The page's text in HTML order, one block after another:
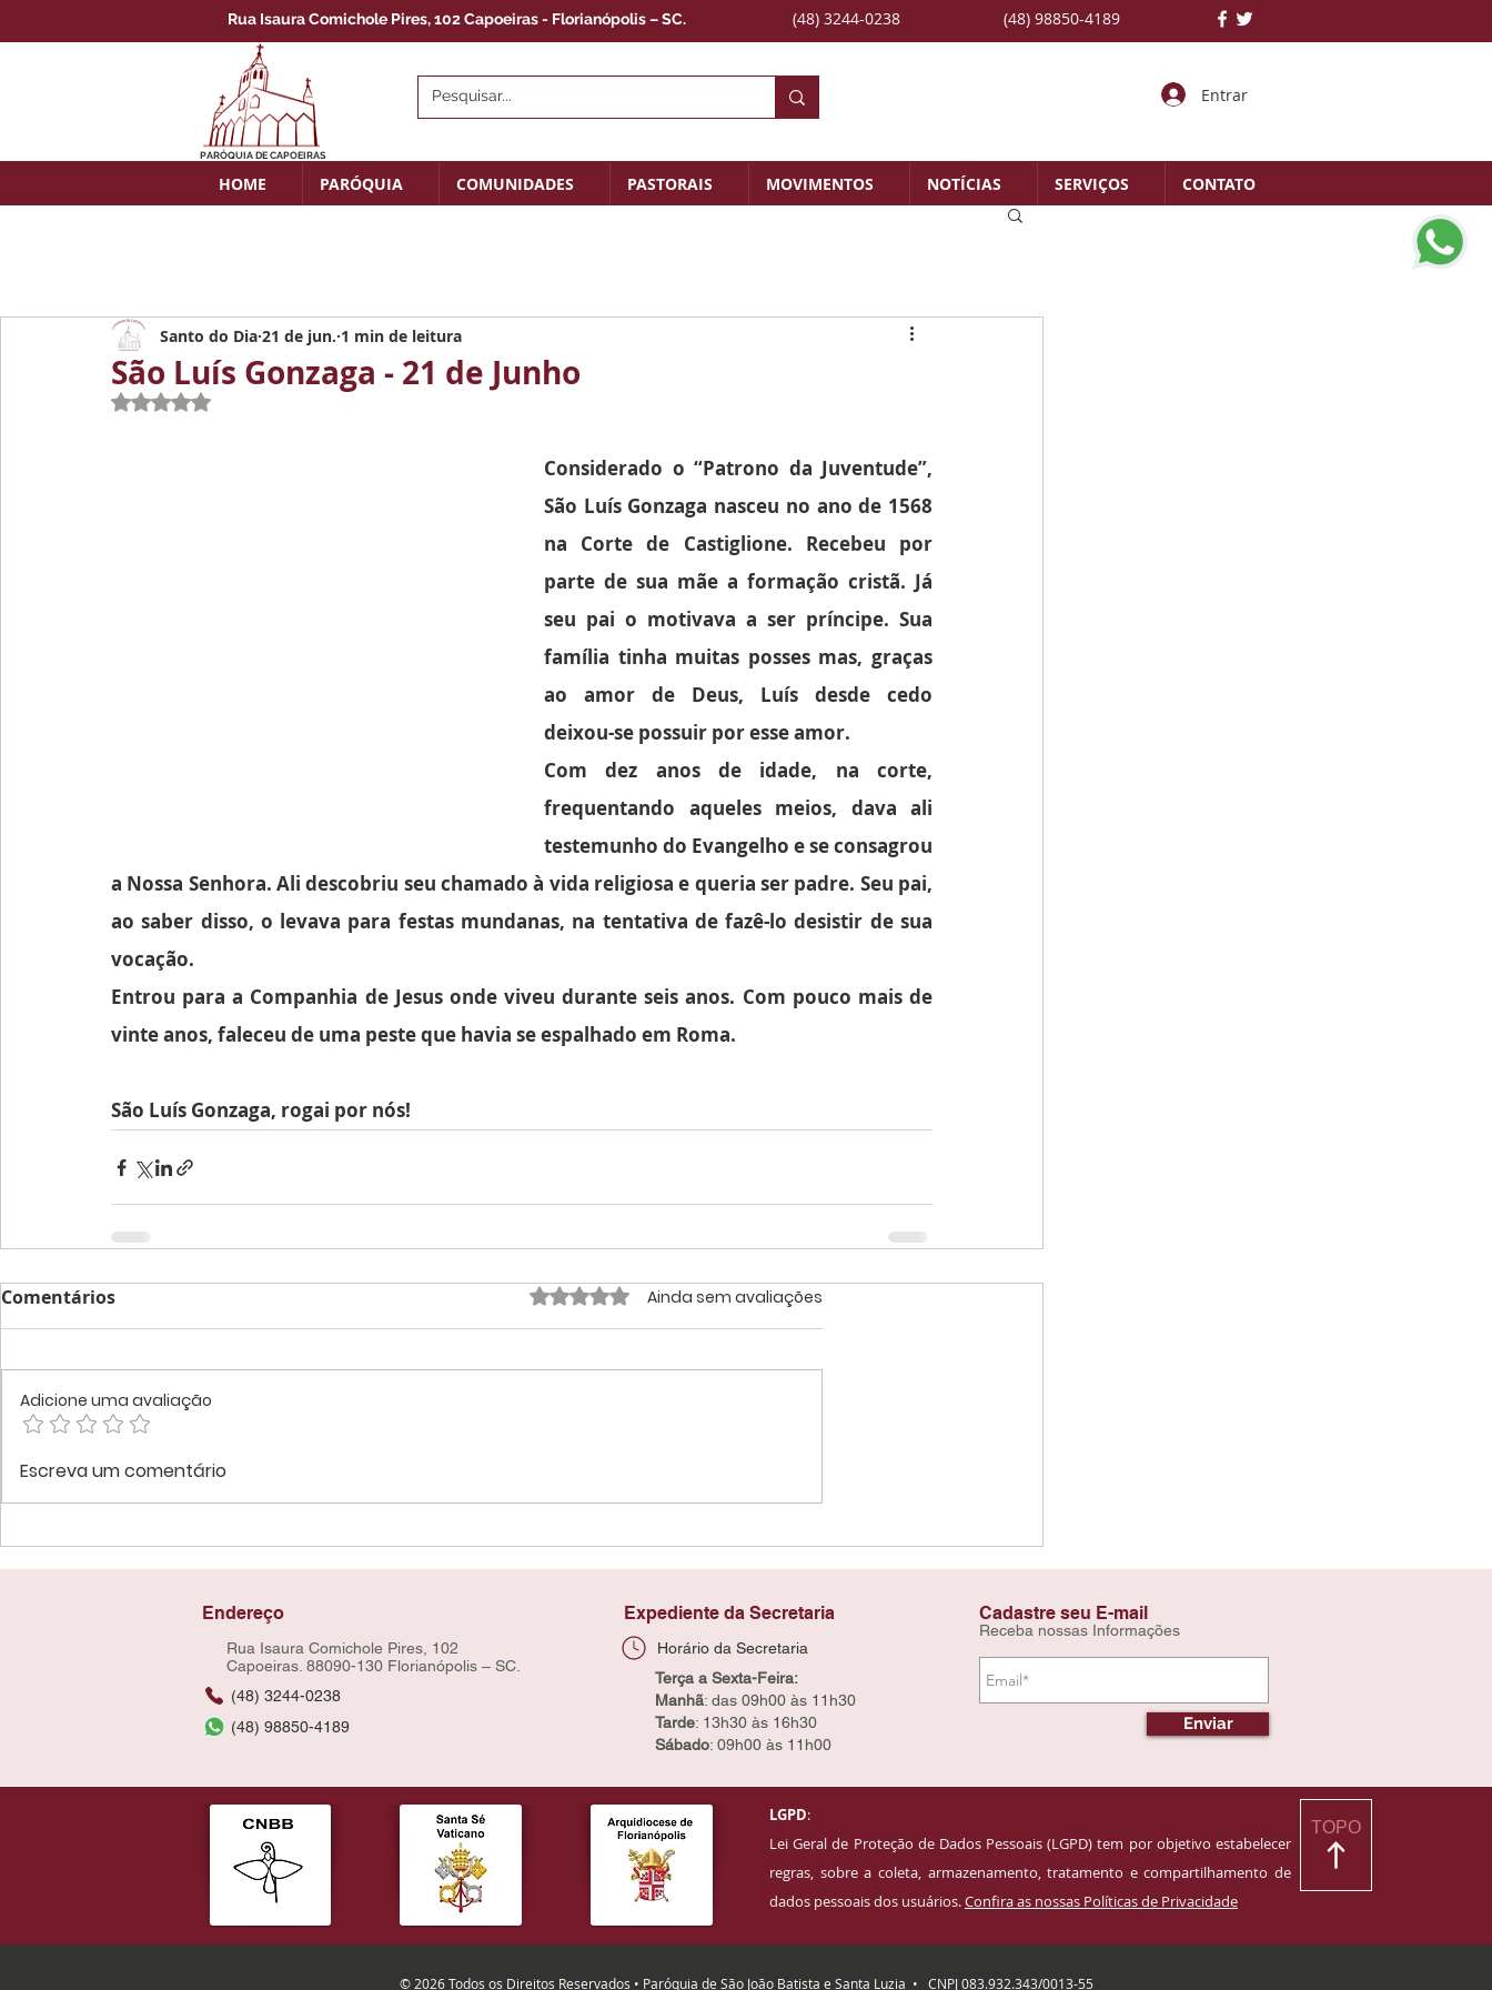
Rua Isaura Comichole Pires, 102 Capoeiras - Florianópolis – SC. (48) 3244-0238 (48) 98850-4189
PARÓQUIA DE CAPOEIRAS
Entrar
HOME PARÓQUIA COMUNIDADES PASTORAIS MOVIMENTOS NOTÍCIAS SERVIÇOS CONTATO
São Luís Gonzaga - 21 de Junho
Santo do Dia 21 de jun. 1 min de leitura
Avaliado com NaN de 5 estrelas.
Considerado o “Patrono da Juventude”,
São Luís Gonzaga nasceu no ano de 1568
na Corte de Castiglione. Recebeu por
parte de sua mãe a formação cristã. Já
seu pai o motivava a ser príncipe. Sua
família tinha muitas posses mas, graças
ao amor de Deus, Luís desde cedo
deixou-se possuir por esse amor.
Com dez anos de idade, na corte,
frequentando aqueles meios, dava ali
testemunho do Evangelho e se consagrou
a Nossa Senhora. Ali descobriu seu chamado à vida religiosa e queria ser padre. Seu pai,
ao saber disso, o levava para festas mundanas, na tentativa de fazê-lo desistir de sua
vocação.
Entrou para a Companhia de Jesus onde viveu durante seis anos. Com pouco mais de
vinte anos, faleceu de uma peste que havia se espalhado em Roma.
São Luís Gonzaga, rogai por nós!
Comentários Avaliado com 0 de 5 estrelas.
Ainda sem avaliações
Adicione uma avaliação
Escreva um comentário
Endereço
Rua Isaura Comichole Pires, 102
Capoeiras. 88090-130 Florianópolis – SC.
(48) 3244-0238
(48) 98850-4189
Expediente da Secretaria
Horário da Secretaria
Terça a Sexta-Feira:
Manhã: das 09h00 às 11h30
Tarde: 13h30 às 16h30
Sábado: 09h00 às 11h00
Cadastre seu E-mail
Receba nossas Informações
Enviar
LGPD:
Lei Geral de Proteção de Dados Pessoais (LGPD) tem por objetivo estabelecer
regras, sobre a coleta, armazenamento, tratamento e compartilhamento de
dados pessoais dos usuários.Confira as nossas Políticas de Privacidade
TOPO
© 2026 Todos os Direitos Reservados • Paróquia de São João Batista e Santa Luzia • CNPJ 083.932.343/0013-55